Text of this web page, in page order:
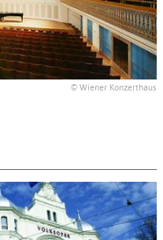
© Wiener Konzerthaus